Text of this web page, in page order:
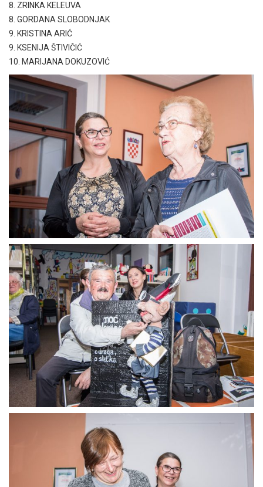
8. ZRINKA KELEUVA
8. GORDANA SLOBODNJAK
9. KRISTINA ARIĆ
9. KSENIJA ŠTIVIČIĆ
10. MARIJANA DOKUZOVIĆ